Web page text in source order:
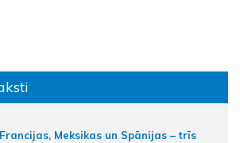
Meksikas un Spānijas – trīs